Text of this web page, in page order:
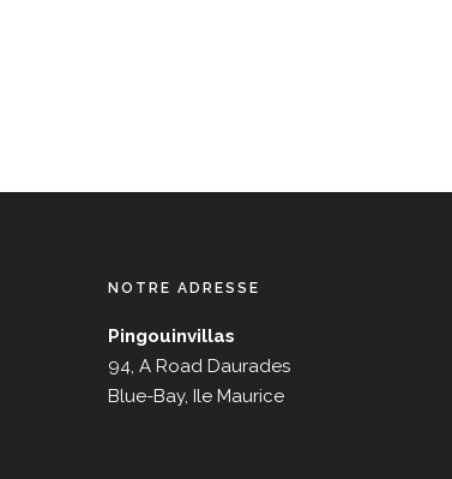
NOTRE ADRESSE
Pingouinvillas
94, A Road Daurades
Blue-Bay, Ile Maurice